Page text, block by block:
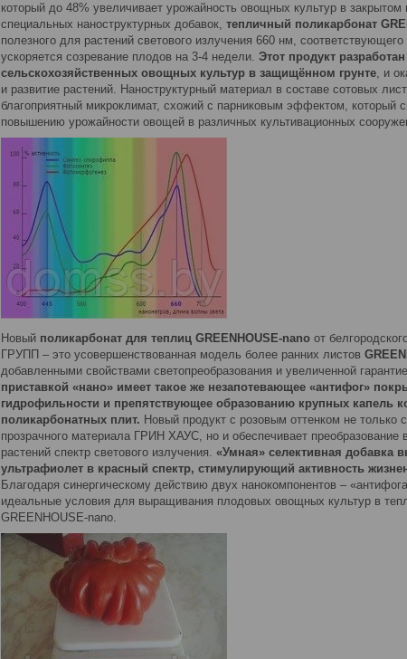
который до 48% увеличивает урожайность овощных культур в закрытом
специальных наноструктурных добавок, тепличный поликарбонат
полезного для растений светового излучения 660 нм,
ускоряется созревание плодов на 3-4 недели. Этот продукт
сельскохозяйственных овощных культур в защищённом грунте, и
и развитие растений. Наноструктурный материал в составе сотовых
благоприятный микроклимат, схожий с парниковым эффектом, который
повышению урожайности овощей в различных культивационных
Новый поликарбонат для теплиц GREENHOUSE-nano от
ГРУПП – это усовершенствованная модель более ранних листов
добавленными свойствами светопреобразования и увеличенной
приставкой «нано» имеет такое же незапотевающее «антифог»
гидрофильности и препятствующее образованию крупных капель
поликарбонатных плит. Новый продукт с розовым оттенком не только
прозрачного материала ГРИН ХАУС, но и обеспечивает
растений спектр светового излучения. «Умная» селективная добавка
ультрафиолет в красный спектр, стимулирующий активность
Благодаря синергическому действию двух нанокомпонентов –
идеальные условия для выращивания плодовых овощных культур в
GREENHOUSE-nano.